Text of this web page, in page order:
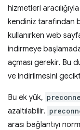
hizmetleri
kendiniz tarafından
kullanırken web
indirmeye
açması gerekir. Bu
ve indirilmesini
Bu ek yük,
azaltılabilir.
arası bağlantıyı